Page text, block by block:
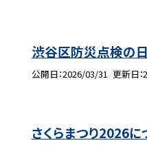
渋谷区防災点検の
公開日 2026/03/31 更新日
さくらまつり2026に